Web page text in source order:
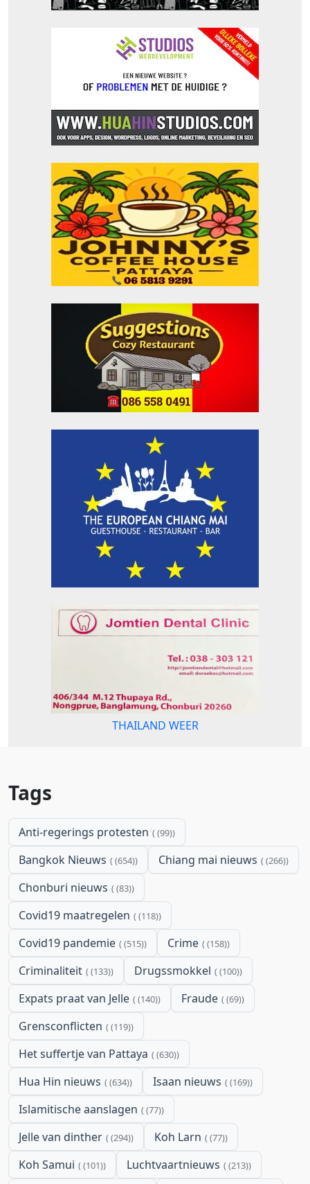
THAILAND WEER
Tags
Anti-regerings protesten (99)
Bangkok Nieuws (654) Chiang mai nieuws (266)
Chonburi nieuws (83)
Covid19 maatregelen (118)
Covid19 pandemie (515) Crime (158)
Criminaliteit (133) Drugssmokkel (100)
Expats praat van Jelle (140) Fraude (69)
Grensconflicten (119)
Het suffertje van Pattaya (630)
Hua Hin nieuws (634) Isaan nieuws (169)
Islamitische aanslagen (77)
Jelle van dinther (294) Koh Larn (77)
Koh Samui (101) Luchtvaartnieuws (213)